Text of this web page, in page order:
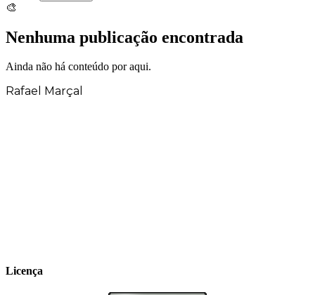
🎨
Nenhuma publicação encontrada
Ainda não há conteúdo por aqui.
Rafael Marçal
Licença